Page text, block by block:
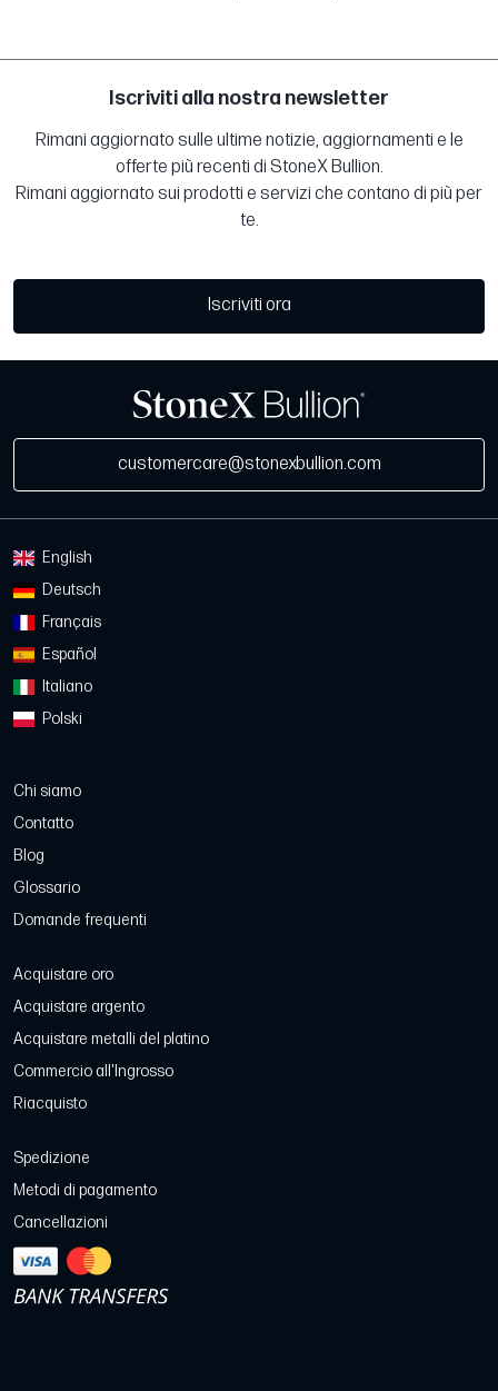
Iscriviti alla nostra newsletter
Rimani aggiornato sulle ultime notizie, aggiornamenti e le
offerte più recenti di StoneX Bullion.
Rimani aggiornato sui prodotti e servizi che contano di più per
te.
Iscriviti ora
customercare@stonexbullion.com
English
Deutsch
Français
Español
Italiano
Polski
Chi siamo
Contatto
Blog
Glossario
Domande frequenti
Acquistare oro
Acquistare argento
Acquistare metalli del platino
Commercio all'Ingrosso
Riacquisto
Spedizione
Metodi di pagamento
Cancellazioni